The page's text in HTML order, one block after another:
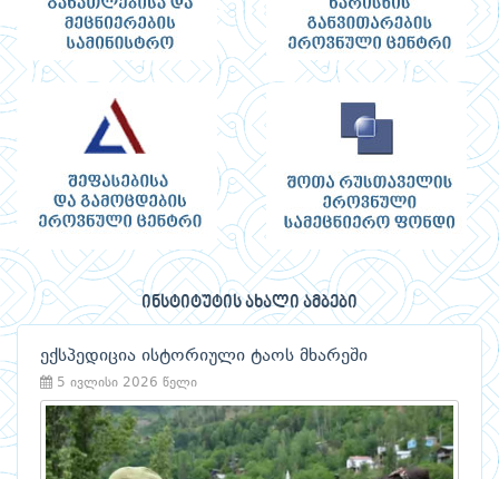
ინსტიტუტის ახალი ამბები
ექსპედიცია ისტორიული ტაოს მხარეში
5 ივლისი 2026 წელი